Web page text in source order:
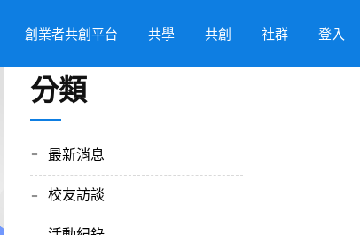
創業者共創平台 共學 共創 社群 登入
分類
最新消息
校友訪談